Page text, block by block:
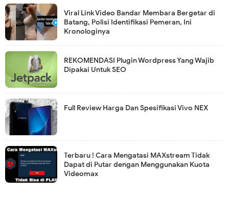
Viral Link Video Bandar Membara Bergetar di
Batang, Polisi Identifikasi Pemeran, Ini
Kronologinya
REKOMENDASI Plugin Wordpress Yang Wajib
Dipakai Untuk SEO
Full Review Harga Dan Spesifikasi Vivo NEX
Terbaru ! Cara Mengatasi MAXstream Tidak
Dapat di Putar dengan Menggunakan Kuota
Videomax